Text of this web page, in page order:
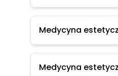
Medycyna
Medycyna